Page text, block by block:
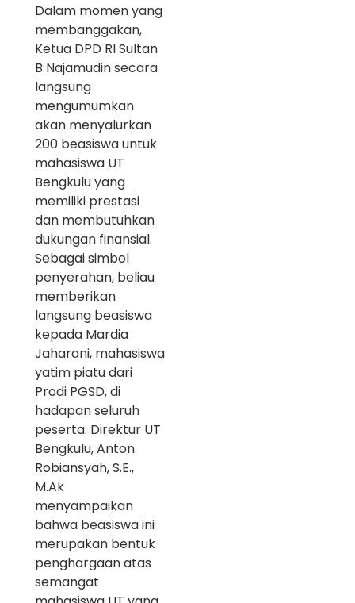
Dalam momen yang
membanggakan,
Ketua DPD RI Sultan
B Najamudin secara
langsung
mengumumkan
akan menyalurkan
200 beasiswa untuk
mahasiswa UT
Bengkulu yang
memiliki prestasi
dan membutuhkan
dukungan finansial.
Sebagai simbol
penyerahan, beliau
memberikan
langsung beasiswa
kepada Mardia
Jaharani, mahasiswa
yatim piatu dari
Prodi PGSD, di
hadapan seluruh
peserta. Direktur UT
Bengkulu, Anton
Robiansyah, S.E.,
M.Ak
menyampaikan
bahwa beasiswa ini
merupakan bentuk
penghargaan atas
semangat